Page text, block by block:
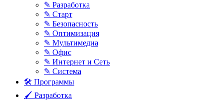
✎ Разработка
✎ Старт
✎ Безопасность
✎ Оптимизация
✎ Мультимедиа
✎ Офис
✎ Интернет и Сеть
✎ Система
🛠 Программы
🖌 Разработка